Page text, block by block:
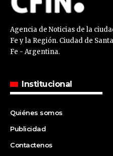
Agencia de Noticias de la
Fe y la Región. Ciudad de
Fe - Argentina.
Institucional
Quiénes somos
Publicidad
Contactenos